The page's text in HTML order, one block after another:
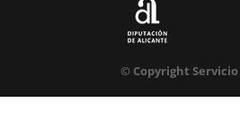
© Copyright